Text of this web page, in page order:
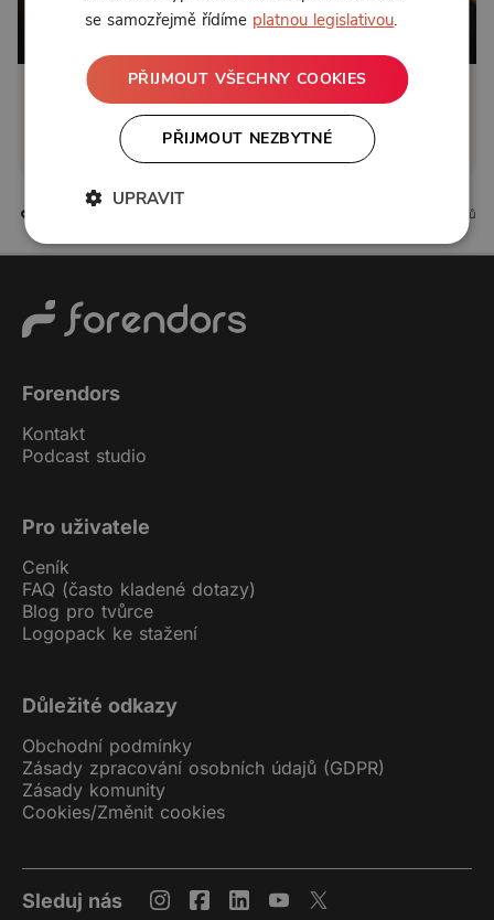
Klikněte pro odemčení
0 komentářů
Forendors
Kontakt
Podcast studio
Pro uživatele
Ceník
FAQ (často kladené dotazy)
Blog pro tvůrce
Logopack ke stažení
Důležité odkazy
Obchodní podmínky
Zásady zpracování osobních údajů (GDPR)
Zásady komunity
Cookies/Změnit cookies
Sleduj nás
se samozřejmě řídíme platnou legislativou.
PŘIJMOUT VŠECHNY COOKIES
PŘIJMOUT NEZBYTNÉ
UPRAVIT